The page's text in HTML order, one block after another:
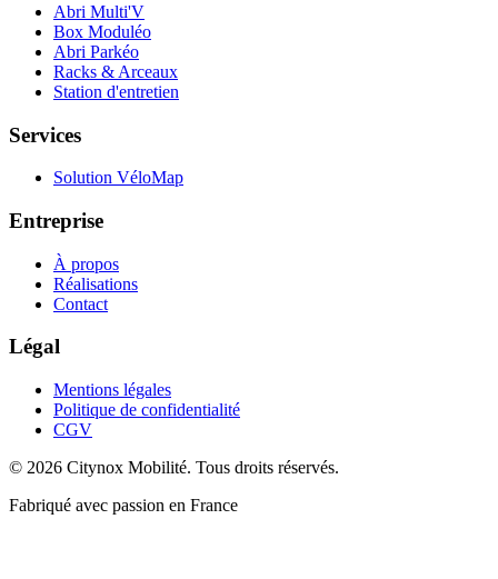
Abri Multi'V
Box Moduléo
Abri Parkéo
Racks & Arceaux
Station d'entretien
Services
Solution VéloMap
Entreprise
À propos
Réalisations
Contact
Légal
Mentions légales
Politique de confidentialité
CGV
© 2026 Citynox Mobilité. Tous droits réservés.
Fabriqué avec passion en France